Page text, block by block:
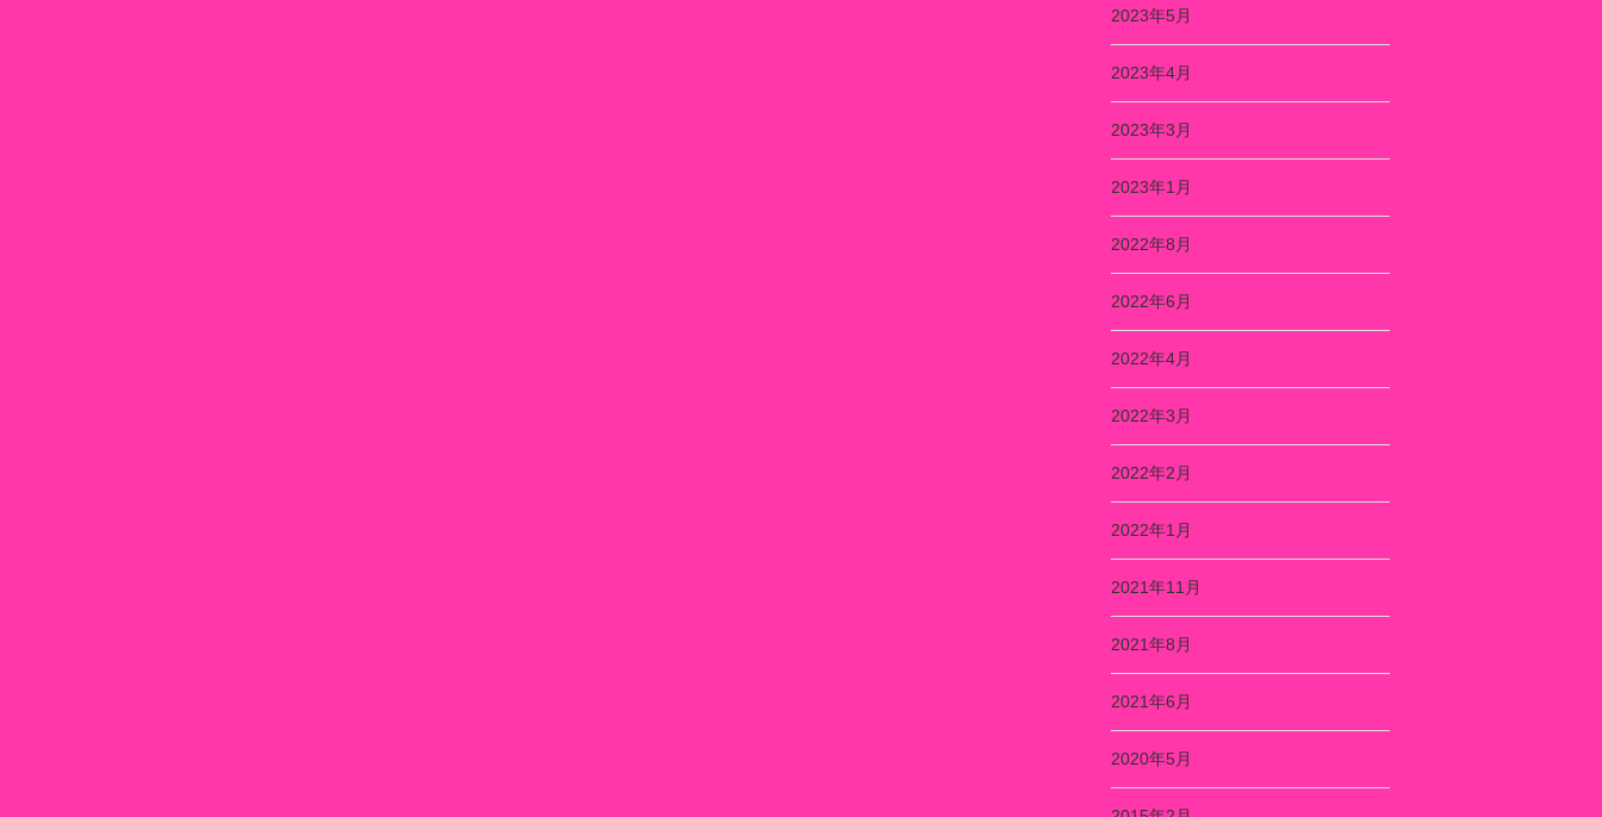
2023年5月
2023年4月
2023年3月
2023年1月
2022年8月
2022年6月
2022年4月
2022年3月
2022年2月
2022年1月
2021年11月
2021年8月
2021年6月
2020年5月